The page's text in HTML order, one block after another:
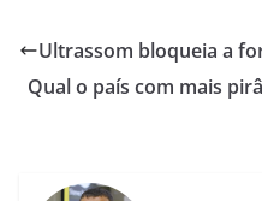
Ultrassom bloqueia a
Qual o país com mais